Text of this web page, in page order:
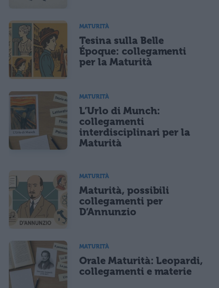
MATURITÀ
Tesina sulla Belle
Époque: collegamenti
per la Maturità
MATURITÀ
L’Urlo di Munch:
collegamenti
interdisciplinari per la
Maturità
MATURITÀ
Maturità, possibili
collegamenti per
D’Annunzio
MATURITÀ
Orale Maturità: Leopardi,
collegamenti e materie